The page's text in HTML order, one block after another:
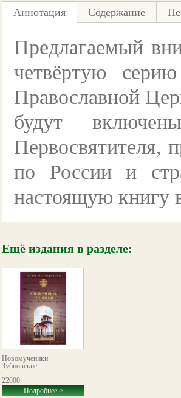
Аннотация Содержание
Предлагаемый
четвёртую
Православной
будут
Первосвятителя,
по России и
настоящую книгу
Ещё издания в разделе:
Новомученики
Зубцовские
22000
Подробнее >